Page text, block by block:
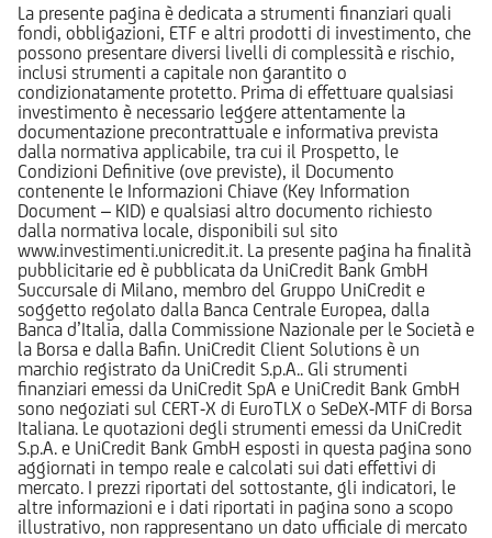
La presente pagina è dedicata a strumenti finanziari quali
fondi, obbligazioni, ETF e altri prodotti di investimento, che
possono presentare diversi livelli di complessità e rischio,
inclusi strumenti a capitale non garantito o
condizionatamente protetto. Prima di effettuare qualsiasi
investimento è necessario leggere attentamente la
documentazione precontrattuale e informativa prevista
dalla normativa applicabile, tra cui il Prospetto, le
Condizioni Definitive (ove previste), il Documento
contenente le Informazioni Chiave (Key Information
Document – KID) e qualsiasi altro documento richiesto
dalla normativa locale, disponibili sul sito
www.investimenti.unicredit.it. La presente pagina ha finalità
pubblicitarie ed è pubblicata da UniCredit Bank GmbH
Succursale di Milano, membro del Gruppo UniCredit e
soggetto regolato dalla Banca Centrale Europea, dalla
Banca d’Italia, dalla Commissione Nazionale per le Società e
la Borsa e dalla Bafin. UniCredit Client Solutions è un
marchio registrato da UniCredit S.p.A.. Gli strumenti
finanziari emessi da UniCredit SpA e UniCredit Bank GmbH
sono negoziati sul CERT-X di EuroTLX o SeDeX-MTF di Borsa
Italiana. Le quotazioni degli strumenti emessi da UniCredit
S.p.A. e UniCredit Bank GmbH esposti in questa pagina sono
aggiornati in tempo reale e calcolati sui dati effettivi di
mercato. I prezzi riportati del sottostante, gli indicatori, le
altre informazioni e i dati riportati in pagina sono a scopo
illustrativo, non rappresentano un dato ufficiale di mercato